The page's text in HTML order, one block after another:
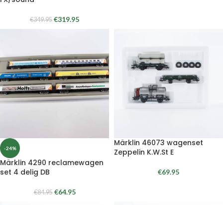
€349.95 €319.95
-24%
Märklin 4290 reclamewagen
set 4 delig DB
€84.95 €64.95
Märklin 46073 wagenset
Zeppelin K.W.St E
€69.95